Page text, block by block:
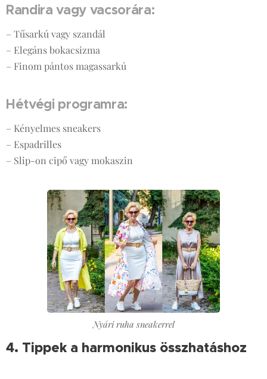
Randira vagy vacsorára:
– Tűsarkú vagy szandál
– Elegáns bokacsizma
– Finom pántos magassarkú
Hétvégi programra:
– Kényelmes sneakers
– Espadrilles
– Slip-on cipő vagy mokaszin
Nyári ruha sneakerrel
4. Tippek a harmonikus összhatáshoz